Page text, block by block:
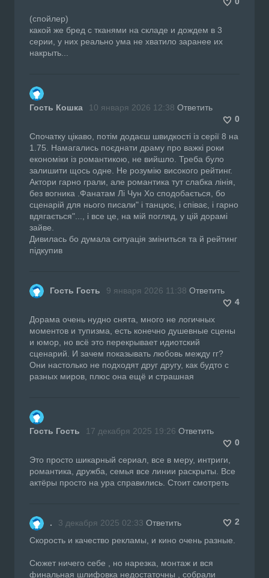
(спойлер)
какой же бред с тканями на складе и дождем в 3
серии, у них реально ума не хватило заранее их
накрыть...
Гость Кошка 10 января 2026 12:38 Ответить
0
Спочатку цікаво, потім додаєш швидкості із серії 8 на
1.75. Намагались поєднати драму про важкі роки
економіки із романтикою, не вийшло. Треба було
залишити щось одне. Не розумію високого рейтинг.
Актори гарно грали, але романтика тут слабка лінія,
без вогника .Фанатам Лі Чун Хо сподобається, бо
сценарій для нього писали" і танцює, і співає, і гарно
вдягається"..., і все це, на мій погляд, у цій дорамі
зайве.
Дивилась бо думала ситуація зміниться та й рейтинг
підкупив
Гость Гость 9 января 2026 11:38 Ответить
4
Дорама очень нудно снята, много не логичных
моментов и тупизма, есть конечно душевные сцены
и юмор, но всё это перекрывает идиотский
сценарий. И зачем показывать любовь между гг?
Они настолько не подходят друг другу, как будто с
разных миров, плюс она ещё и страшная
Гость Гость 17 декабря 2025 19:26 Ответить
0
Это просто шикарный сериал, все в меру, интриги,
романтика, дружба, семья все линии раскрыты. Все
актёры просто на ура справились. Стоит смотреть
. 3 декабря 2025 02:33 Ответить
2
Cкорость и качество рекламы, и кино очень разные.
Сюжет ничего себе , но нарезка, монтаж и вся
финальная шлифовка недостаточны , собрали